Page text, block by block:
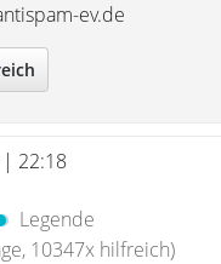
ev.de
| 22:18
Legende
10347x hilfreich)